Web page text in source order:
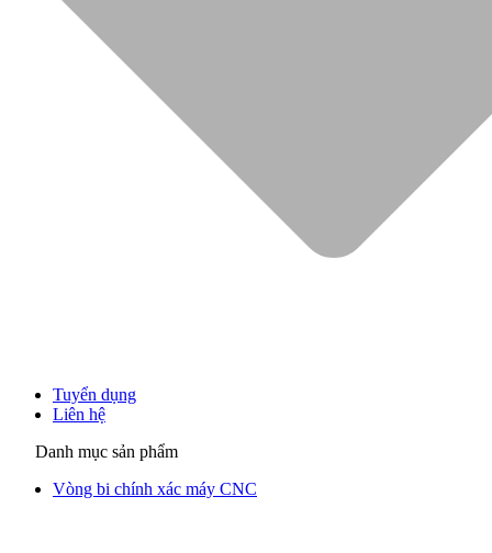
Tuyển dụng
Liên hệ
Danh mục sản phẩm
Vòng bi chính xác máy CNC